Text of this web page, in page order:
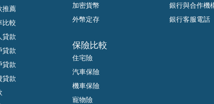
推薦
比較
貸款
貸款
貸款
貸款
加密貨幣
外幣定存
保險比較
住宅險
汽車保險
機車保險
寵物險
銀行與合作機
銀行客服電話